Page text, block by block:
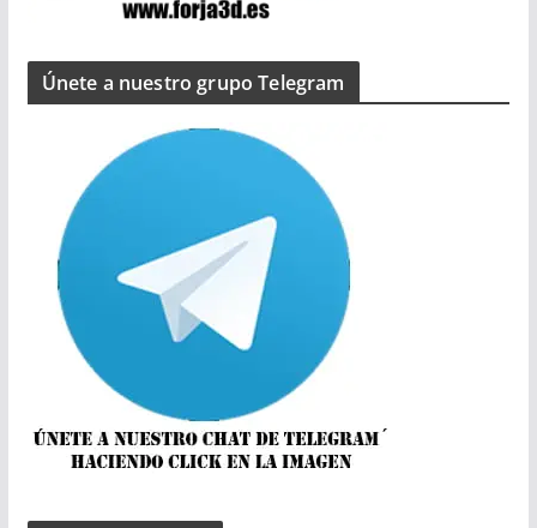
Únete a nuestro grupo Telegram